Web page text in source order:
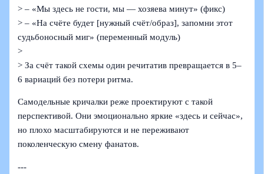
> – «Мы здесь не гости, мы — хозяева минут» (фикс)
> – «На счёте будет [нужный счёт/образ], запомни этот
судьбоносный миг» (переменный модуль)
>
> За счёт такой схемы один речитатив превращается в 5–
6 вариаций без потери ритма.
Самодельные кричалки реже проектируют с такой
перспективой. Они эмоционально яркие «здесь и сейчас»,
но плохо масштабируются и не переживают
поколенческую смену фанатов.
---